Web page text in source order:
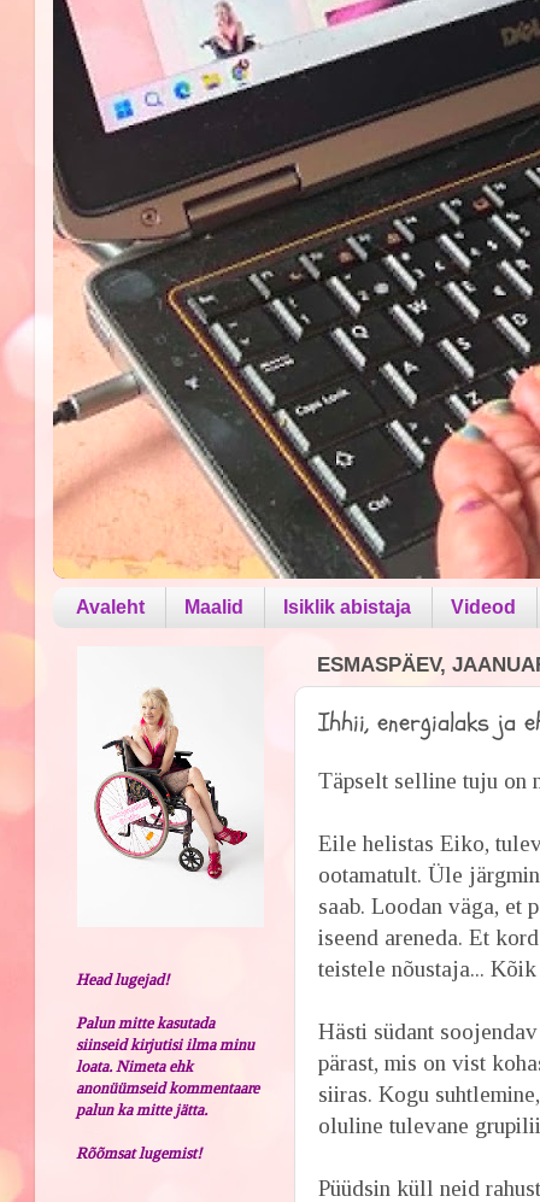
Avaleht Maalid Isiklik abistaja Videod
ESMASPÄEV,
Ihhii, energialaks ja
Täpselt selline tuju on
Eile helistas Eiko,
ootamatult. Üle
saab. Loodan väga, et
iseend areneda. Et
teistele nõustaja...
Hästi südant
pärast, mis on vist
siiras. Kogu
oluline tulevane
Püüdsin küll neid
Head lugejad!
Palun mitte kasutada
siinseid kirjutisi ilma minu
loata. Nimeta ehk
anonüümseid kommentaare
palun ka mitte jätta.
Rõõmsat lugemist!